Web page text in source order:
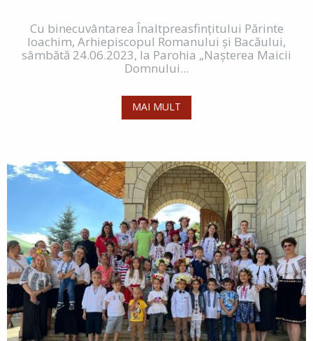
Cu binecuvântarea Înaltpreasfințitului Părinte
Ioachim, Arhiepiscopul Romanului și Bacăului,
sâmbătă 24.06.2023, la Parohia „Nașterea Maicii
Domnului...
MAI MULT